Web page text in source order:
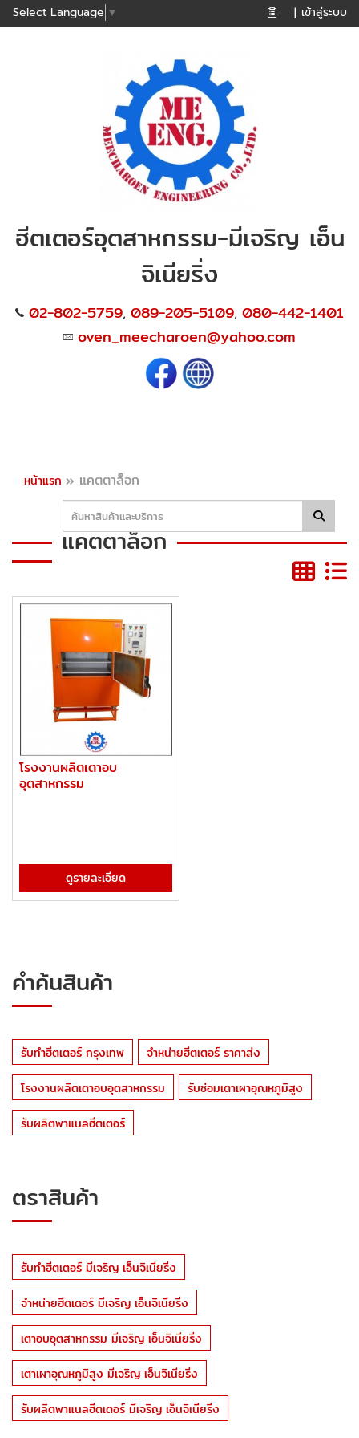
Select Language ▼ | เข้าสู่ระบบ
ฮีตเตอร์อุตสาหกรรม-มีเจริญ เอ็น
จิเนียริ่ง
02-802-5759, 089-205-5109, 080-442-1401
oven_meecharoen@yahoo.com
หน้าแรก » แคตตาล็อก
แคตตาล็อก
โรงงานผลิตเตาอบ
อุตสาหกรรม
ดูรายละเอียด
คำค้นสินค้า
รับทำฮีตเตอร์ กรุงเทพ
จำหน่ายฮีตเตอร์ ราคาส่ง
โรงงานผลิตเตาอบอุตสาหกรรม
รับซ่อมเตาเผาอุณหภูมิสูง
รับผลิตพาแนลฮีตเตอร์
ตราสินค้า
รับทำฮีตเตอร์ มีเจริญ เอ็นจิเนียริ่ง
จำหน่ายฮีตเตอร์ มีเจริญ เอ็นจิเนียริ่ง
เตาอบอุตสาหกรรม มีเจริญ เอ็นจิเนียริ่ง
เตาเผาอุณหภูมิสูง มีเจริญ เอ็นจิเนียริ่ง
รับผลิตพาแนลฮีตเตอร์ มีเจริญ เอ็นจิเนียริ่ง